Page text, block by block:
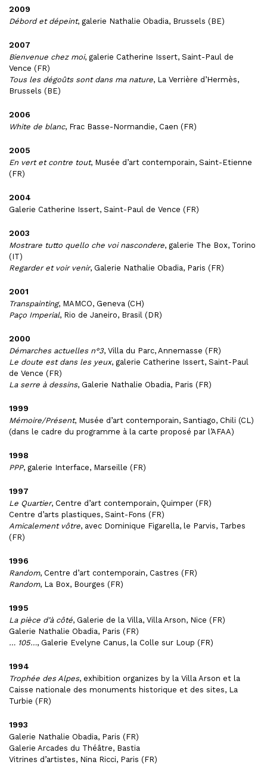
2009
Débord et dépeint, galerie Nathalie Obadia, Brussels (BE)
2007
Bienvenue chez moi, galerie Catherine Issert, Saint-Paul de
Vence (FR)
Tous les dégoûts sont dans ma nature, La Verrière d’Hermès,
Brussels (BE)
2006
White de blanc, Frac Basse-Normandie, Caen (FR)
2005
En vert et contre tout, Musée d’art contemporain, Saint-Etienne
(FR)
2004
Galerie Catherine Issert, Saint-Paul de Vence (FR)
2003
Mostrare tutto quello che voi nascondere, galerie The Box, Torino
(IT)
Regarder et voir venir, Galerie Nathalie Obadia, Paris (FR)
2001
Transpainting, MAMCO, Geneva (CH)
Paço Imperial, Rio de Janeiro, Brasil (DR)
2000
Démarches actuelles n°3, Villa du Parc, Annemasse (FR)
Le doute est dans les yeux, galerie Catherine Issert, Saint-Paul
de Vence (FR)
La serre à dessins, Galerie Nathalie Obadia, Paris (FR)
1999
Mémoire/Présent, Musée d’art contemporain, Santiago, Chili (CL)
(dans le cadre du programme à la carte proposé par l’AFAA)
1998
PPP, galerie Interface, Marseille (FR)
1997
Le Quartier, Centre d’art contemporain, Quimper (FR)
Centre d’arts plastiques, Saint-Fons (FR)
Amicalement vôtre, avec Dominique Figarella, le Parvis, Tarbes
(FR)
1996
Random, Centre d’art contemporain, Castres (FR)
Random, La Box, Bourges (FR)
1995
La pièce d’à côté, Galerie de la Villa, Villa Arson, Nice (FR)
Galerie Nathalie Obadia, Paris (FR)
… 105…, Galerie Evelyne Canus, la Colle sur Loup (FR)
1994
Trophée des Alpes, exhibition organizes by la Villa Arson et la
Caisse nationale des monuments historique et des sites, La
Turbie (FR)
1993
Galerie Nathalie Obadia, Paris (FR)
Galerie Arcades du Théâtre, Bastia
Vitrines d’artistes, Nina Ricci, Paris (FR)